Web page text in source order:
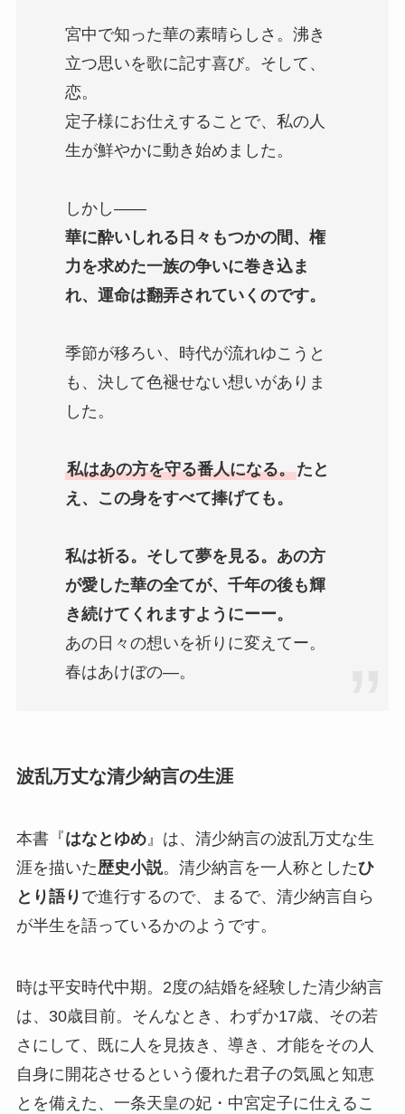
宮中で知った華の素晴らしさ。沸き
立つ思いを歌に記す喜び。そして、
恋。
定子様にお仕えすることで、私の人
生が鮮やかに動き始めました。
しかし――
華に酔いしれる日々もつかの間、権
力を求めた一族の争いに巻き込ま
れ、運命は翻弄されていくのです。
季節が移ろい、時代が流れゆこうと
も、決して色褪せない想いがありま
した。
私はあの方を守る番人になる。たと
え、この身をすべて捧げても。
私は祈る。そして夢を見る。あの方
が愛した華の全てが、千年の後も輝
き続けてくれますようにーー。
あの日々の想いを祈りに変えてー。
春はあけぼの―。
波乱万丈な清少納言の生涯
本書『はなとゆめ』は、清少納言の波乱万丈な生
涯を描いた歴史小説。清少納言を一人称としたひ
とり語り で進行するので、まるで、清少納言自ら
が半生を語っているかのようです。
時は平安時代中期。2度の結婚を経験した清少納言
は、30歳目前。そんなとき、わずか17歳、その若
さにして、既に人を見抜き、導き、才能をその人
自身に開花させるという優れた君子の気風と知恵
とを備えた、一条天皇の妃・中宮定子に仕えるこ